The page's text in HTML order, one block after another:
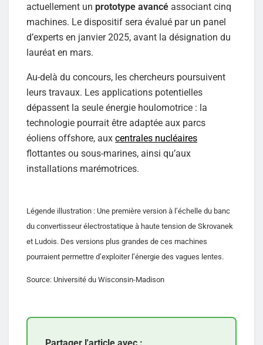
actuellement un prototype avancé associant cinq
machines. Le dispositif sera évalué par un panel
d’experts en janvier 2025, avant la désignation du
lauréat en mars.
Au-delà du concours, les chercheurs poursuivent
leurs travaux. Les applications potentielles
dépassent la seule énergie houlomotrice : la
technologie pourrait être adaptée aux parcs
éoliens offshore, aux centrales nucléaires
flottantes ou sous-marines, ainsi qu’aux
installations marémotrices.
Légende illustration : Une première version à l’échelle du banc
du convertisseur électrostatique à haute tension de Skrovanek
et Ludois. Des versions plus grandes de ces machines
pourraient permettre d’exploiter l’énergie des vagues lentes.
Source: Université du Wisconsin-Madison